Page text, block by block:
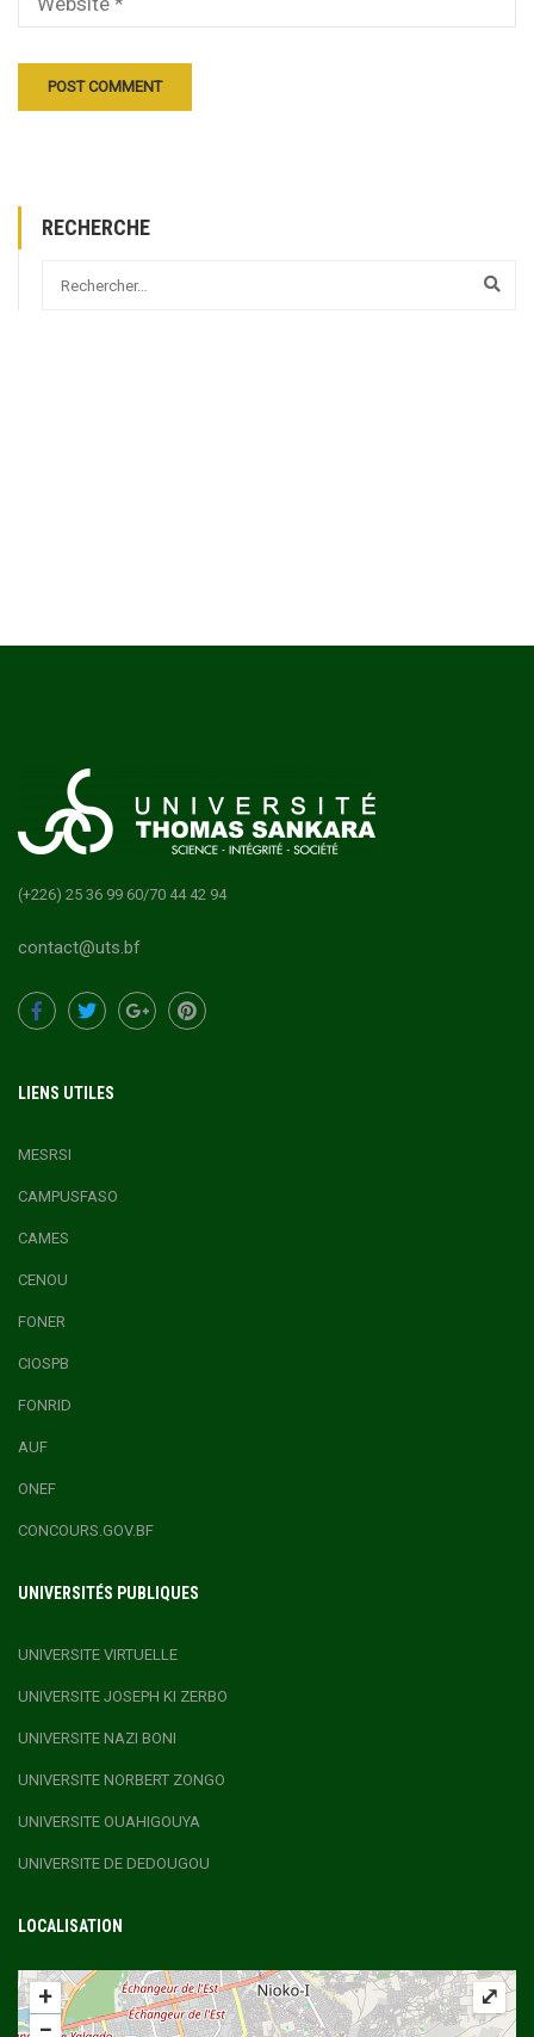
RECHERCHE
(+226) 25 36 99 60/70 44 42 94
contact@uts.bf
LIENS UTILES
MESRSI
CAMPUSFASO
CAMES
CENOU
FONER
CIOSPB
FONRID
AUF
ONEF
CONCOURS.GOV.BF
UNIVERSITÉS PUBLIQUES
UNIVERSITE VIRTUELLE
UNIVERSITE JOSEPH KI ZERBO
UNIVERSITE NAZI BONI
UNIVERSITE NORBERT ZONGO
UNIVERSITE OUAHIGOUYA
UNIVERSITE DE DEDOUGOU
LOCALISATION
+
−
⤢